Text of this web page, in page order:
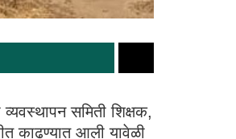
समिती शिक्षक,
काढण्यात आली यावेळी